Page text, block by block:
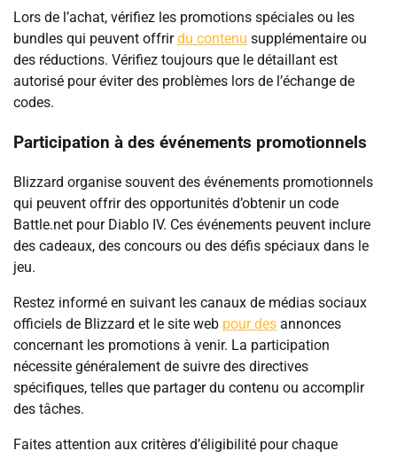
Lors de l’achat, vérifiez les promotions spéciales ou les
bundles qui peuvent offrirdu contenu supplémentaire ou
des réductions. Vérifiez toujours que le détaillant est
autorisé pour éviter des problèmes lors de l’échange de
codes.
Participation à des événements promotionnels
Blizzard organise souvent des événements promotionnels
qui peuvent offrir des opportunités d’obtenir un code
Battle.net pour Diablo IV. Ces événements peuvent inclure
des cadeaux, des concours ou des défis spéciaux dans le
jeu.
Restez informé en suivant les canaux de médias sociaux
officiels de Blizzard et le site web pour des annonces
concernant les promotions à venir. La participation
nécessite généralement de suivre des directives
spécifiques, telles que partager du contenu ou accomplir
des tâches.
Faites attention aux critères d’éligibilité pour chaque